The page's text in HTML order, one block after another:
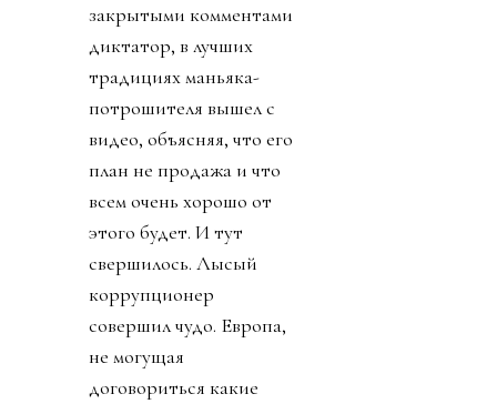
закрытыми комментами
диктатор, в лучших
традициях маньяка-
потрошителя вышел с
видео, объясняя, что его
план не продажа и что
всем очень хорошо от
этого будет. И тут
свершилось. Лысый
коррупционер
совершил чудо. Европа,
не могущая
договориться какие